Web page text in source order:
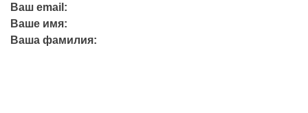
Ваш email:
Ваше имя:
Ваша фамилия: